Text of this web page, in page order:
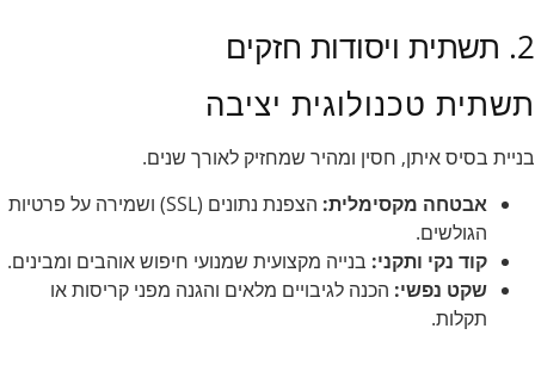
2. תשתית ויסודות חזקים
תשתית טכנולוגית יציבה
בניית בסיס איתן, חסין ומהיר שמחזיק לאורך שנים.
אבטחה מקסימלית:
הצפנת נתונים (SSL) ושמירה על פרטיות
הגולשים.
קוד נקי ותקני: בנייה מקצועית שמנועי חיפוש אוהבים ומבינים.
שקט נפשי: הכנה לגיבויים מלאים והגנה מפני קריסות או
תקלות.